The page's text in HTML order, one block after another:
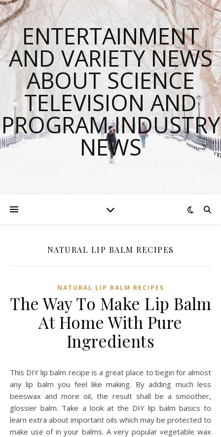
ENTERTAINMENT
AND VARIETY NEWS
ABOUT SCIENCE
TELEVISION AND
PROGRAM INDUSTRY
NEWS
NATURAL LIP BALM RECIPES
NATURAL LIP BALM RECIPES
The Way To Make Lip Balm
At Home With Pure
Ingredients
This DIY lip balm recipe is a great place to begin for almost
any lip balm you feel like making. By adding much less
beeswax and more oil, the result shall be a smoother,
glossier balm. Take a look at the DIY lip balm basics to
learn extra about important oils which may be protected to
make use of in your balms. A very popular vegetable wax